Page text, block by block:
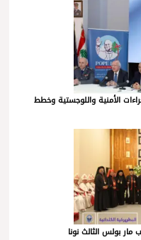
الأمنية واللوجستية وخطط
بولس الثالث نونا